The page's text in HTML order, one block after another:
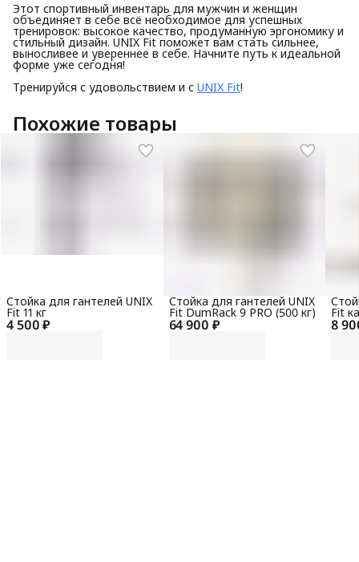
Этот спортивный инвентарь для мужчин и женщин
объединяет в себе всё необходимое для успешных
тренировок: высокое качество, продуманную эргономику и
стильный дизайн. UNIX Fit поможет вам стать сильнее,
выносливее и увереннее в себе. Начните путь к идеальной
форме уже сегодня!
Тренируйся с удовольствием и с UNIX Fit!
Похожие товары
4 500 ₽
Стойка для гантелей UNIX
Fit 11 кг
64 900 ₽
Стойка для гантелей UNIX
Fit DumRack 9 PRO (500 кг)
8
Fit